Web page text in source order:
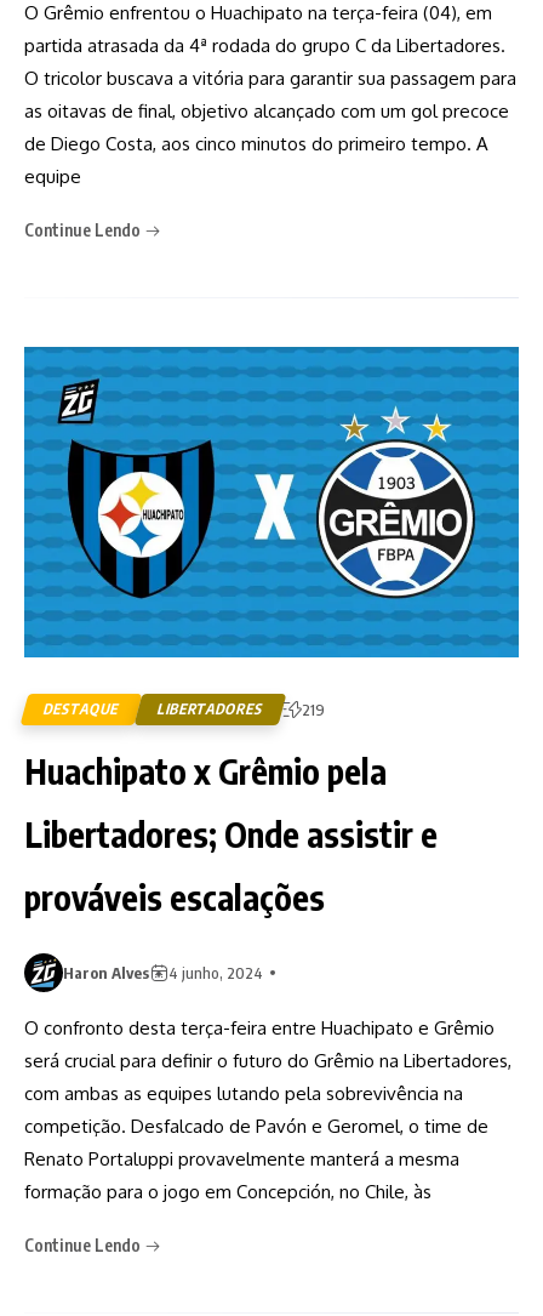
O Grêmio enfrentou o Huachipato na terça-feira (04), em
partida atrasada da 4ª rodada do grupo C da Libertadores.
O tricolor buscava a vitória para garantir sua passagem para
as oitavas de final, objetivo alcançado com um gol precoce
de Diego Costa, aos cinco minutos do primeiro tempo. A
equipe
Continue Lendo
DESTAQUE LIBERTADORES 219
Huachipato x Grêmio pela
Libertadores; Onde assistir e
prováveis escalações
Haron Alves 4 junho, 2024
O confronto desta terça-feira entre Huachipato e Grêmio
será crucial para definir o futuro do Grêmio na Libertadores,
com ambas as equipes lutando pela sobrevivência na
competição. Desfalcado de Pavón e Geromel, o time de
Renato Portaluppi provavelmente manterá a mesma
formação para o jogo em Concepción, no Chile, às
Continue Lendo